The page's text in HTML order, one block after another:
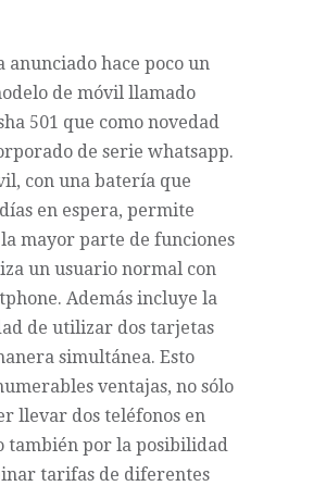
anunciado hace poco un
de móvil llamado
501 que como novedad
de serie whatsapp.
con una batería que
en espera, permite
mayor parte de funciones
un usuario normal con
Además incluye la
de utilizar dos tarjetas
simultánea. Esto
ventajas, no sólo
llevar dos teléfonos en
también por la posibilidad
tarifas de diferentes